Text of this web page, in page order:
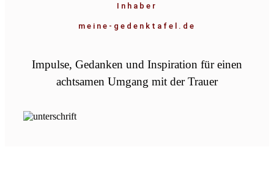
Inhaber
meine-gedenktafel.de
Impulse, Gedanken und Inspiration für einen
achtsamen Umgang mit der Trauer